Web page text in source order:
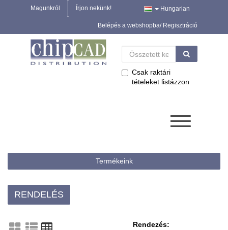
Magunkról Írjon nekünk! Hungarian
Belépés a webshopba/ Regisztráció
Csak raktári
tételeket listázzon
Termékeink
RENDELÉS
Rendezés: